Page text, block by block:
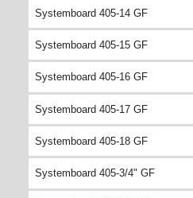
Systemboard 405-14 GF
Systemboard 405-15 GF
Systemboard 405-16 GF
Systemboard 405-17 GF
Systemboard 405-18 GF
Systemboard 405-3/4" GF